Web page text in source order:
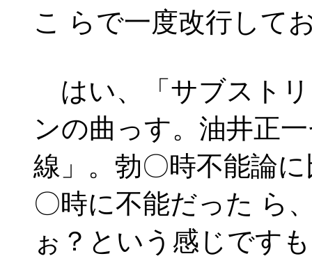
こ らで一度改行して
はい、「サブスト
ンの曲っす。油井正
線」。勃〇時不能論
〇時に不能だった ら
ぉ？という感じです